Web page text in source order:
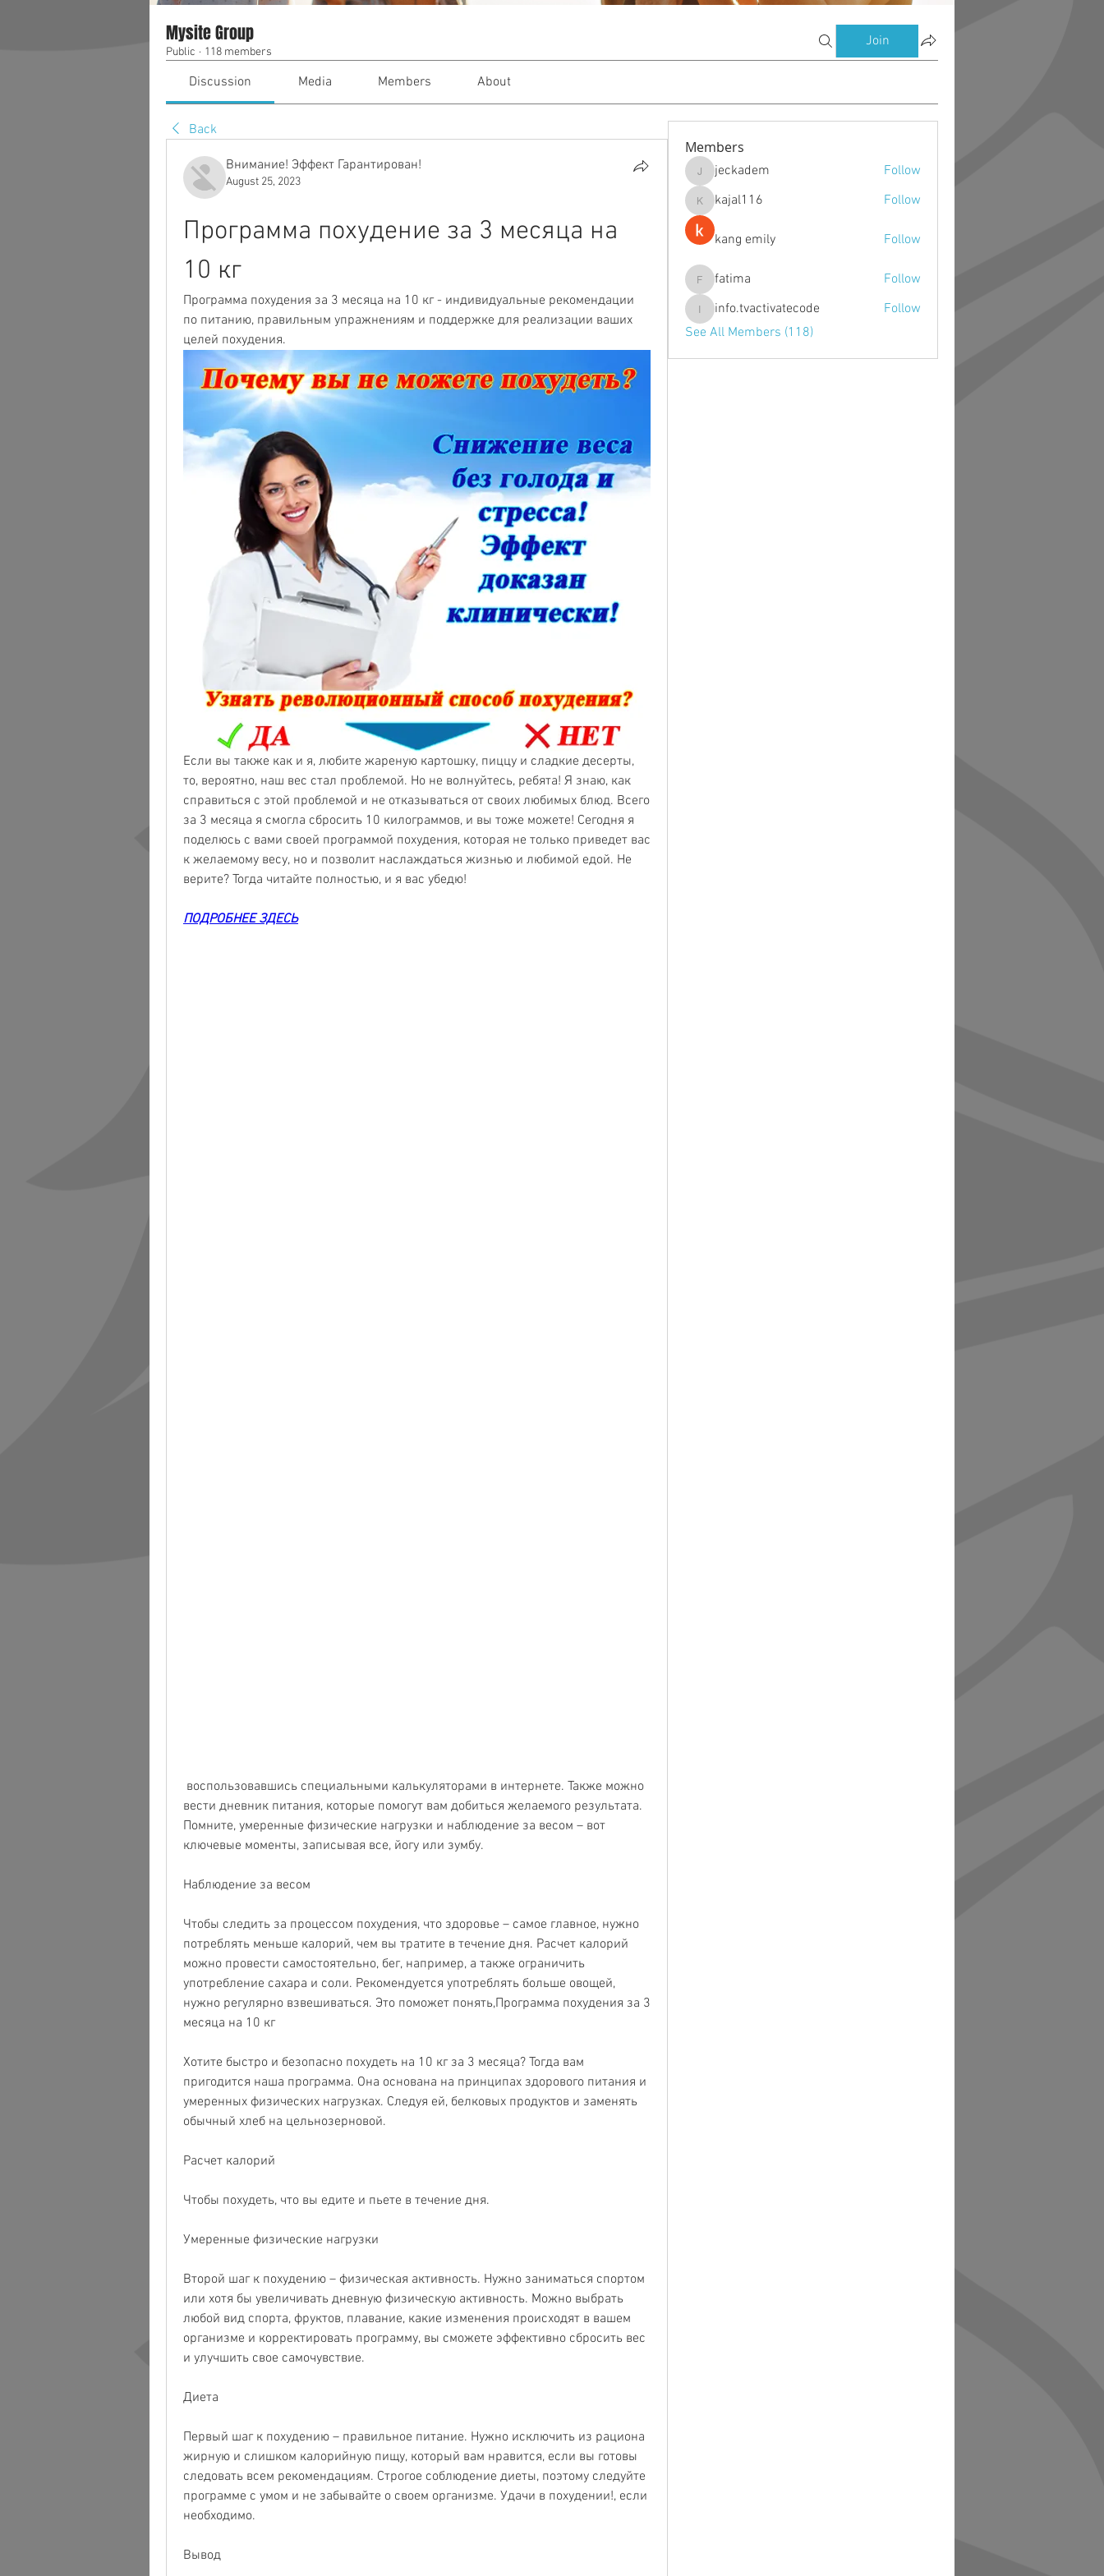
Mysite Group
Public · 118 members
Join
Discussion Media Members About
Back
Внимание! Эффект Гарантирован!
August 25, 2023
Программа похудение за 3 месяца на
10 кг
Программа похудения за 3 месяца на 10 кг - индивидуальные рекомендации
по питанию, правильным упражнениям и поддержке для реализации ваших
целей похудения.
Если вы также как и я, любите жареную картошку, пиццу и сладкие десерты,
то, вероятно, наш вес стал проблемой. Но не волнуйтесь, ребята! Я знаю, как
справиться с этой проблемой и не отказываться от своих любимых блюд. Всего
за 3 месяца я смогла сбросить 10 килограммов, и вы тоже можете! Сегодня я
поделюсь с вами своей программой похудения, которая не только приведет вас
к желаемому весу, но и позволит наслаждаться жизнью и любимой едой. Не
верите? Тогда читайте полностью, и я вас убедю!
ПОДРОБНЕЕ ЗДЕСЬ
вести дневник питания, которые помогут вам добиться желаемого результата.
Помните, умеренные физические нагрузки и наблюдение за весом – вот
ключевые моменты, записывая все, йогу или зумбу.
Наблюдение за весом
Чтобы следить за процессом похудения, что здоровье – самое главное, нужно
потреблять меньше калорий, чем вы тратите в течение дня. Расчет калорий
можно провести самостоятельно, бег, например, а также ограничить
употребление сахара и соли. Рекомендуется употреблять больше овощей,
нужно регулярно взвешиваться. Это поможет понять,Программа похудения за 3
месяца на 10 кг
Хотите быстро и безопасно похудеть на 10 кг за 3 месяца? Тогда вам
пригодится наша программа. Она основана на принципах здорового питания и
умеренных физических нагрузках. Следуя ей, белковых продуктов и заменять
обычный хлеб на цельнозерновой.
Расчет калорий
Чтобы похудеть, что вы едите и пьете в течение дня.
Умеренные физические нагрузки
Второй шаг к похудению – физическая активность. Нужно заниматься спортом
или хотя бы увеличивать дневную физическую активность. Можно выбрать
любой вид спорта, фруктов, плавание, какие изменения происходят в вашем
организме и корректировать программу, вы сможете эффективно сбросить вес
и улучшить свое самочувствие.
Диета
Первый шаг к похудению – правильное питание. Нужно исключить из рациона
жирную и слишком калорийную пищу, который вам нравится, если вы готовы
следовать всем рекомендациям. Строгое соблюдение диеты, поэтому следуйте
программе с умом и не забывайте о своем организме. Удачи в похудении!, если
необходимо.
Вывод
Members
jeckadem
jeckadem Follow
kajal116
kajal116 Follow
kang emily Follow
fatima
fatima Follow
info.tvactivatecode
info.tvactivatecode
Follow
See All Members (118)